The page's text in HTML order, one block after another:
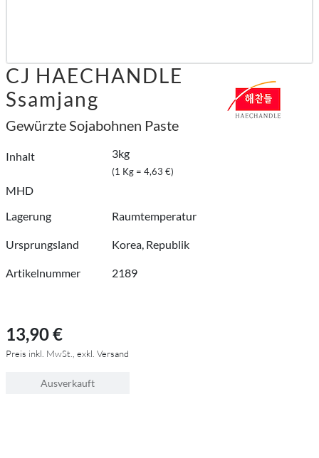
CJ HAECHANDLE
Ssamjang
Gewürzte Sojabohnen Paste
Inhalt 3kg
(1 Kg = 4,63 €)
MHD
Lagerung
Raumtemperatur
Ursprungsland Korea, Republik
Artikelnummer 2189
13,90 €
Preis inkl. MwSt., exkl. Versand
Ausverkauft